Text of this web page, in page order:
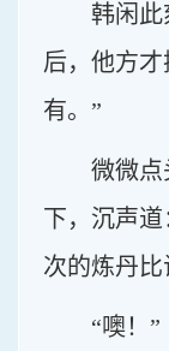
韩闲此
后，他方
有。”
微微点
下，沉声
次的炼丹
“噢！”